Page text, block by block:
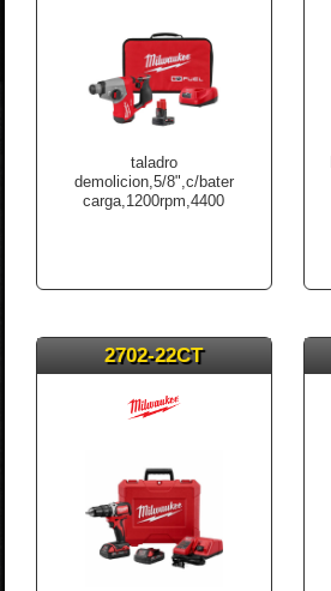
taladro
demolicion,5/8",c/bater
carga,1200rpm,4400
2702-22CT